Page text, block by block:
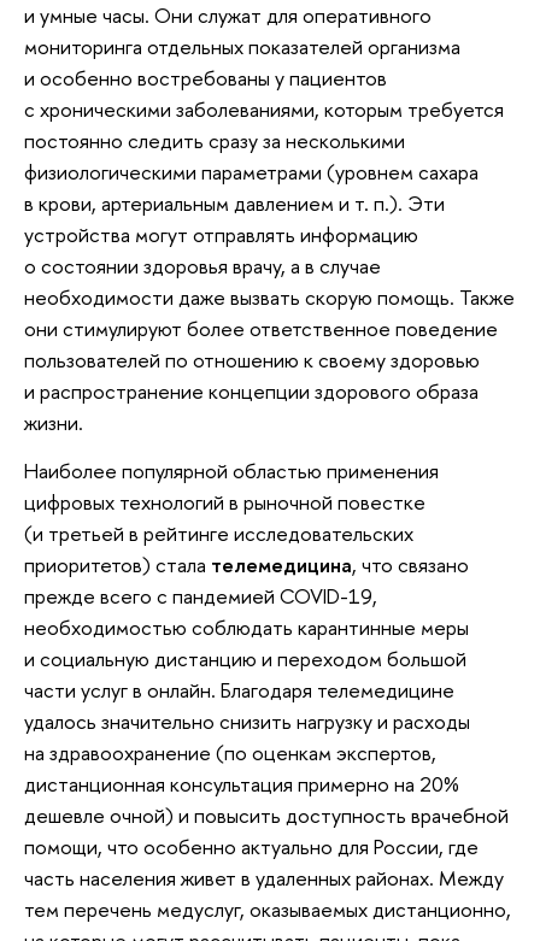
и умные часы. Они служат для оперативного
мониторинга отдельных показателей организма
и особенно востребованы у пациентов
с хроническими заболеваниями, которым требуется
постоянно следить сразу за несколькими
физиологическими параметрами (уровнем сахара
в крови, артериальным давлением и т. п.). Эти
устройства могут отправлять информацию
о состоянии здоровья врачу, а в случае
необходимости даже вызвать скорую помощь. Также
они стимулируют более ответственное поведение
пользователей по отношению к своему здоровью
и распространение концепции здорового образа
жизни.
Наиболее популярной областью применения
цифровых технологий в рыночной повестке
(и третьей в рейтинге исследовательских
приоритетов) стала телемедицина, что связано
прежде всего с пандемией COVID-19,
необходимостью соблюдать карантинные меры
и социальную дистанцию и переходом большой
части услуг в онлайн. Благодаря телемедицине
удалось значительно снизить нагрузку и расходы
на здравоохранение (по оценкам экспертов,
дистанционная консультация примерно на 20%
дешевле очной) и повысить доступность врачебной
помощи, что особенно актуально для России, где
часть населения живет в удаленных районах. Между
тем перечень медуслуг, оказываемых дистанционно,